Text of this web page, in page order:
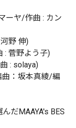
ーヤ/作曲 : カン
野 伸)
: 菅野よう子)
: solaya)
曲：坂本真綾/編
だMAAYA's BES